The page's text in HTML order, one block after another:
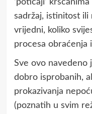
‘poticaji’
sadržaj, istinitost ili
vrijedni, koliko
procesa obraćenja
Sve ovo navedeno
dobro isprobanih,
prokazivanja
(poznatih u svim